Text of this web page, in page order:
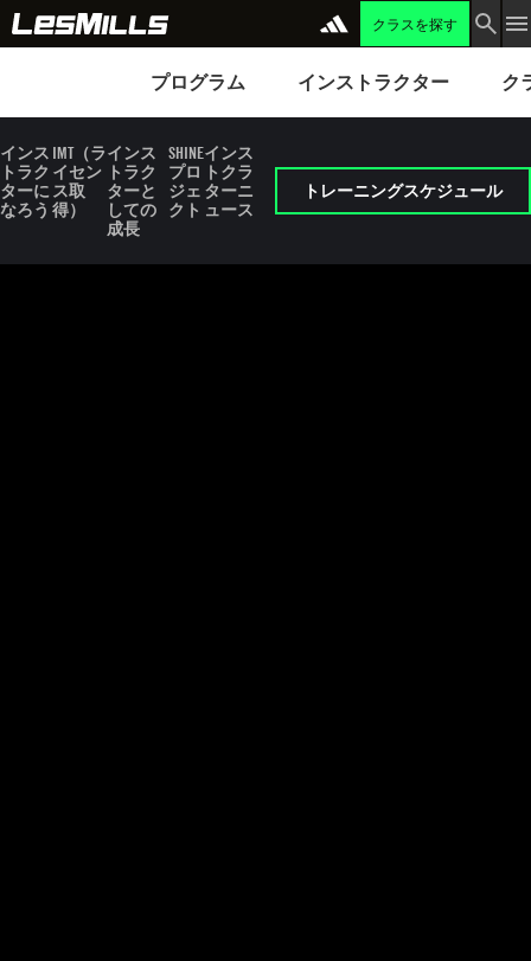
クラスを探す
プログラム インストラクター ク
インス
トラク
ターに
なろう
IMT（ラ
イセン
ス取
得）
インス
トラク
ターと
しての
成長
SHINE
プロ
ジェ
クト
インス
トクラ
ターニ
ュース
トレーニングスケジュール